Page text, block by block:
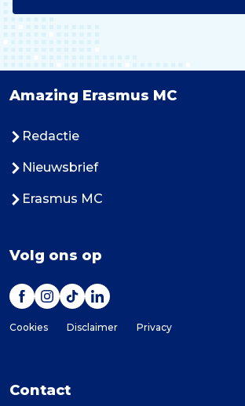
Amazing Erasmus MC
Redactie
Nieuwsbrief
Erasmus MC
Volg ons op
Cookies Disclaimer Privacy
Contact